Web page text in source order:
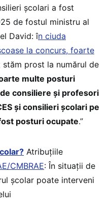
școlari a fost
de fostul ministru al
David: în ciuda
la concurs, foarte
stăm prost la numărul de
multe posturi
consiliere și profesori
și consilieri școlari pe
posturi ocupate.”
Atribuțiile
CMBRAE: În situații de
școlar poate interveni